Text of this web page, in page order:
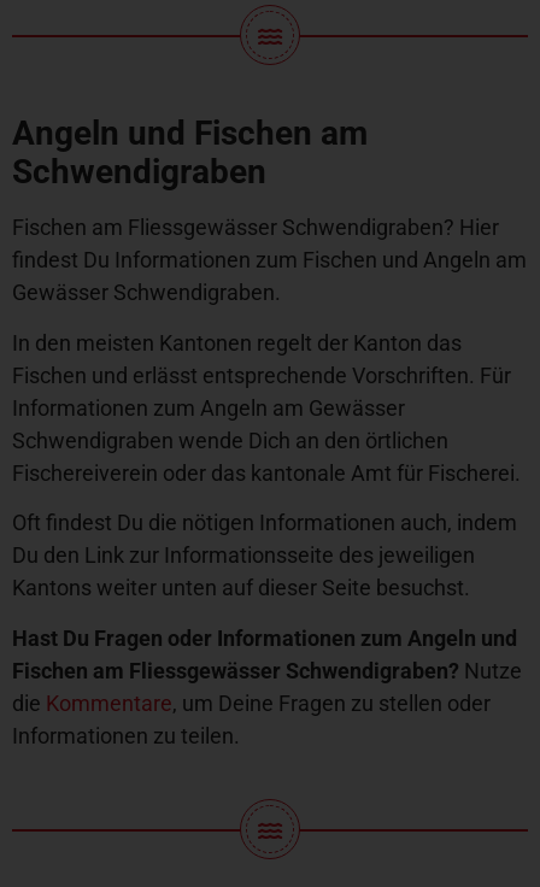
Angeln und Fischen am
Schwendigraben
Fischen am Fliessgewässer Schwendigraben? Hier
findest Du Informationen zum Fischen und Angeln am
Gewässer Schwendigraben.
In den meisten Kantonen regelt der Kanton das
Fischen und erlässt entsprechende Vorschriften. Für
Informationen zum Angeln am Gewässer
Schwendigraben wende Dich an den örtlichen
Fischereiverein oder das kantonale Amt für Fischerei.
Oft findest Du die nötigen Informationen auch, indem
Du den Link zur Informationsseite des jeweiligen
Kantons weiter unten auf dieser Seite besuchst.
Hast Du Fragen oder Informationen zum Angeln und
Fischen am Fliessgewässer Schwendigraben? Nutze
die Kommentare, um Deine Fragen zu stellen oder
Informationen zu teilen.